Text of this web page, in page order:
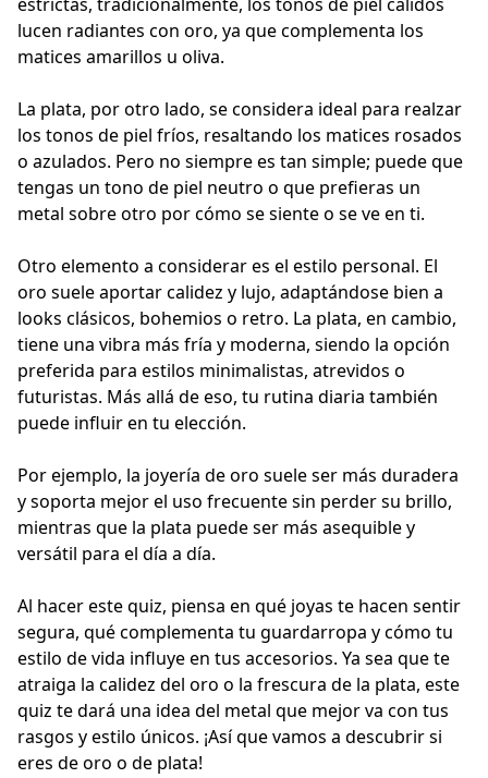
lucen radiantes con oro, ya que complementa los
matices amarillos u oliva.
La plata, por otro lado, se considera ideal para realzar
los tonos de piel fríos, resaltando los matices rosados
o azulados. Pero no siempre es tan simple; puede que
tengas un tono de piel neutro o que prefieras un
metal sobre otro por cómo se siente o se ve en ti.
Otro elemento a considerar es el estilo personal. El
oro suele aportar calidez y lujo, adaptándose bien a
looks clásicos, bohemios o retro. La plata, en cambio,
tiene una vibra más fría y moderna, siendo la opción
preferida para estilos minimalistas, atrevidos o
futuristas. Más allá de eso, tu rutina diaria también
puede influir en tu elección.
Por ejemplo, la joyería de oro suele ser más duradera
y soporta mejor el uso frecuente sin perder su brillo,
mientras que la plata puede ser más asequible y
versátil para el día a día.
Al hacer este quiz, piensa en qué joyas te hacen sentir
segura, qué complementa tu guardarropa y cómo tu
estilo de vida influye en tus accesorios. Ya sea que te
atraiga la calidez del oro o la frescura de la plata, este
quiz te dará una idea del metal que mejor va con tus
rasgos y estilo únicos. ¡Así que vamos a descubrir si
eres de oro o de plata!